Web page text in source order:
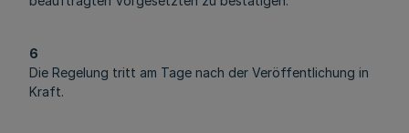
6
Die Regelung tritt am Tage nach der Veröffentlichung in
Kraft.